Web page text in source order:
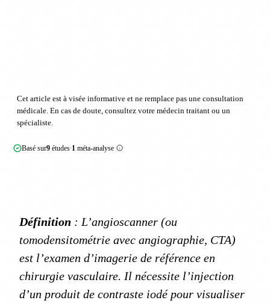
Cet article est à visée informative et ne remplace pas une consultation
médicale. En cas de doute, consultez votre médecin traitant ou un
spécialiste.
Basé sur9études·1 méta-analyse
Définition : L’angioscanner (ou
tomodensitométrie avec angiographie, CTA)
est l’examen d’imagerie de référence en
chirurgie vasculaire. Il nécessite l’injection
d’un produit de contraste iodé pour visualiser